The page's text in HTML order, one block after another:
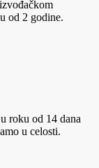
od 2 godine.
roku od 14 dana
u celosti.